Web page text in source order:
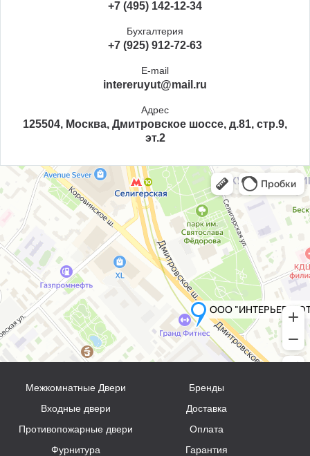
+7 (495) 142-12-34
Бухгалтерия
+7 (925) 912-72-63
E-mail
intereruyut@mail.ru
Адрес
125504, Москва, Дмитровское шоссе, д.81, стр.9,
эт.2
Межкомнатные Двери
Входные двери
Противопожарные двери
Фурнитура
Бренды
Доставка
Оплата
Гарантия